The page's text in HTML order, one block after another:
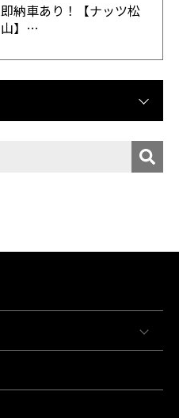
即納車あり！【ナッツ松
山】…